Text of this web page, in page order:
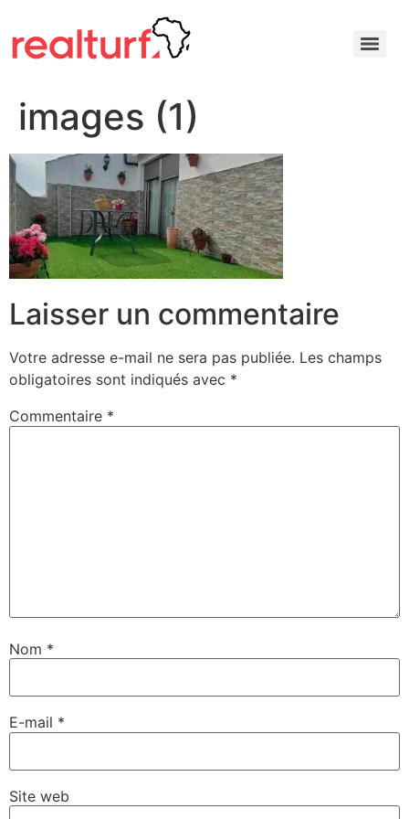
images (1)
Laisser un commentaire
Votre adresse e-mail ne sera pas publiée. Les champs
obligatoires sont indiqués avec *
Commentaire *
Nom *
E-mail *
Site web